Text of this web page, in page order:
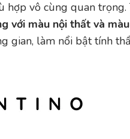
vô cùng quan
với màu nội thất và
gian, làm nổi bật tính